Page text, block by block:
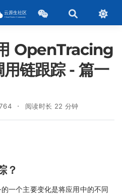
OpenTracing
链跟踪 - 篇一
阅读时长 22 分钟
？
一个主要变化是将应用中的不同